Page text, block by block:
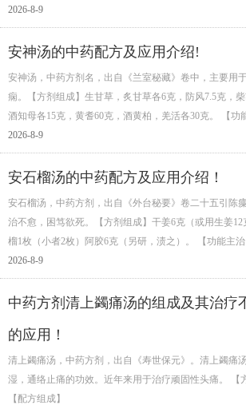
2026-8-9
安神汤的中药配方及应用介绍!
安神汤，中药方剂名，出自《兰室秘藏》卷中，主要用
痫。【方剂组成】生甘草，炙甘草各6克，防风7.5克，
酒知母各15克，黄耆60克，酒黄柏，羌活各30克。 【功
2026-8-9
安石榴汤的中药配方及应用介绍！
安石榴汤，中药方剂，出自《外台秘要》卷二十五引陈
治不愈，困笃欲死。【方剂组成】干姜6克（或用生姜
榴1枚（小者2枚）阿胶6克（另研，渍之）。 【功能主治
2026-8-9
中药方剂清上蠲痛汤的组成及其治疗
的应用！
清上蠲痛汤，中药方剂，出自《寿世保元》。清上蠲痛
湿，通络止痛的功效。近年来用于治疗顽固性头痛。 【
【配方组成】